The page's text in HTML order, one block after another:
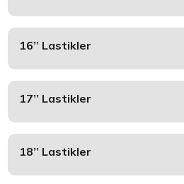
16’’ Lastikler
17’’ Lastikler
18’’ Lastikler